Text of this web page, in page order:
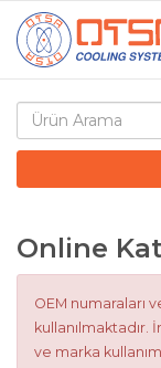
Online
OEM numaraları
kullanılmaktadır.
ve marka